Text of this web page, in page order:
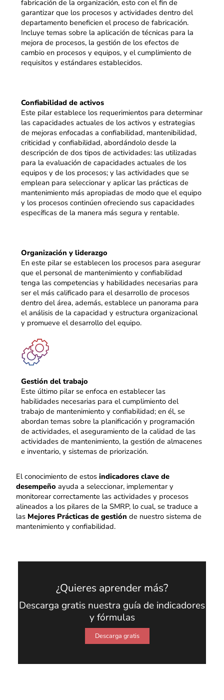
fabricación de la organización, esto con el fin de
garantizar que los procesos y actividades dentro del
departamento beneficien el proceso de fabricación.
Incluye temas sobre la aplicación de técnicas para la
mejora de procesos, la gestión de los efectos de
cambio en procesos y equipos, y el cumplimiento de
requisitos y estándares establecidos.
Confiabilidad de activos
Este pilar establece los requerimientos para determinar
las capacidades actuales de los activos y estrategias
de mejoras enfocadas a confiabilidad, mantenibilidad,
criticidad y confiabilidad, abordándolo desde la
descripción de dos tipos de actividades: las utilizadas
para la evaluación de capacidades actuales de los
equipos y de los procesos; y las actividades que se
emplean para seleccionar y aplicar las prácticas de
mantenimiento más apropiadas de modo que el equipo
y los procesos continúen ofreciendo sus capacidades
específicas de la manera más segura y rentable.
Organización y liderazgo
En este pilar se establecen los procesos para asegurar
que el personal de mantenimiento y confiabilidad
tenga las competencias y habilidades necesarias para
ser el más calificado para el desarrollo de procesos
dentro del área, además, establece un panorama para
el análisis de la capacidad y estructura organizacional
y promueve el desarrollo del equipo.
Gestión del trabajo
Este último pilar se enfoca en establecer las
habilidades necesarias para el cumplimiento del
trabajo de mantenimiento y confiabilidad; en él, se
abordan temas sobre la planificación y programación
de actividades, el aseguramiento de la calidad de las
actividades de mantenimiento, la gestión de almacenes
e inventario, y sistemas de priorización.
El conocimiento de estosindicadores clave de
desempeño ayuda a seleccionar, implementar y
monitorear correctamente las actividades y procesos
alineados a los pilares de la SMRP, lo cual, se traduce a
las Mejores Prácticas de gestión de nuestro sistema de
mantenimiento y confiabilidad.
¿Quieres aprender más?
Descarga gratis nuestra guía de indicadores
y fórmulas
Descarga gratis